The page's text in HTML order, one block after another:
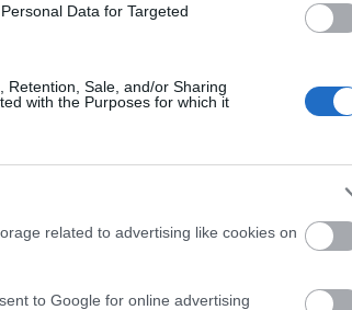
Data for Targeted
Retention, Sale, and/or Sharing
with the Purposes for which it
related to advertising like cookies on
to Google for online advertising